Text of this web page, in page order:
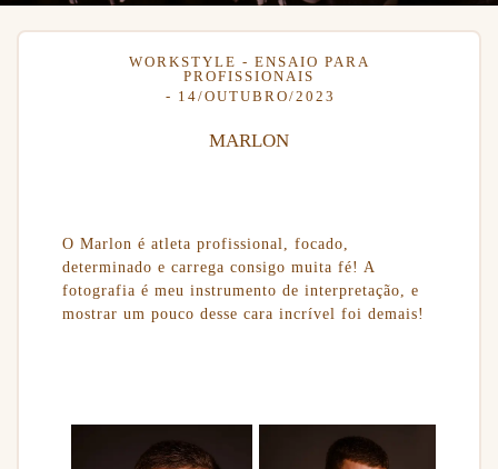
WORKSTYLE - ENSAIO PARA
PROFISSIONAIS
14/OUTUBRO/2023
MARLON
O Marlon é atleta profissional, focado,
determinado e carrega consigo muita fé! A
fotografia é meu instrumento de interpretação, e
mostrar um pouco desse cara incrível foi demais!